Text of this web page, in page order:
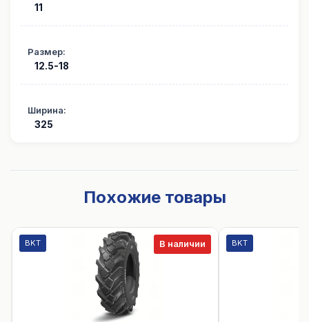
11
Размер:
12.5-18
Ширина:
325
Похожие товары
В наличии
BKT BKT